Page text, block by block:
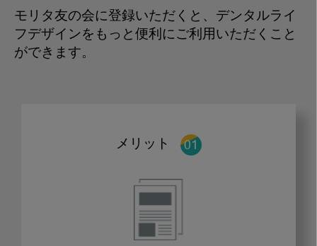
モリタ友の会に登録いただくと、デンタルライ
フデザインをもっと便利にご利用いただくこと
ができます。
メリット